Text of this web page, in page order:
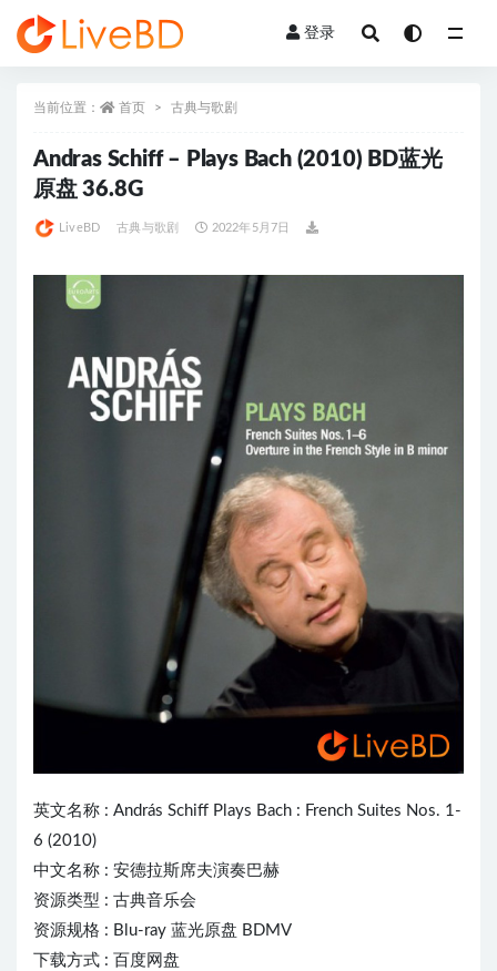
登录
当前位置： 首页 古典与歌剧
Andras Schiff – Plays Bach (2010) BD蓝光
原盘 36.8G
LiveBD 古典与歌剧 2022年5月7日
英文名称 : András Schiff Plays Bach : French Suites Nos. 1-
6 (2010)
中文名称 : 安德拉斯席夫演奏巴赫
资源类型 : 古典音乐会
资源规格 : Blu-ray 蓝光原盘 BDMV
下载方式 : 百度网盘